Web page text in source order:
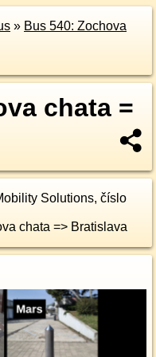
» Bus 540: Zochova
chata =
Solutions, číslo
chata => Bratislava